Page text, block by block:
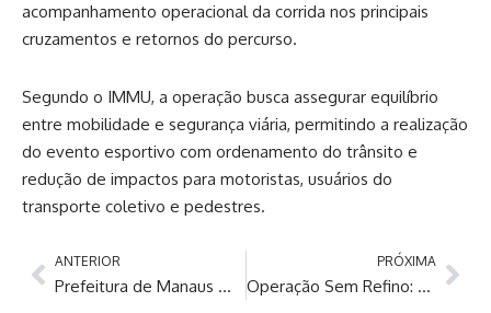
acompanhamento operacional da corrida nos principais
cruzamentos e retornos do percurso.
Segundo o IMMU, a operação busca assegurar equilíbrio
entre mobilidade e segurança viária, permitindo a realização
do evento esportivo com ordenamento do trânsito e
redução de impactos para motoristas, usuários do
transporte coletivo e pedestres.
ANTERIOR
Prefeitura de Manaus mobiliza força-tarefa técnica do Implurb para revisão do Plano Diretor
PRÓXIMA
Operação Sem Refino: Cláudio Castro é alvo de busca e apreensão